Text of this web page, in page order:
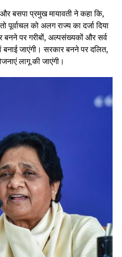
बसपा प्रमुख मायावती ने कहा कि,
पूर्वाचल को अलग राज्य का दर्जा दिया
बनने पर गरीबों, अल्पसंख्यकों और सर्व
बनाई जाएंगी। सरकार बनने पर दलित,
लागू की जाएंगी।